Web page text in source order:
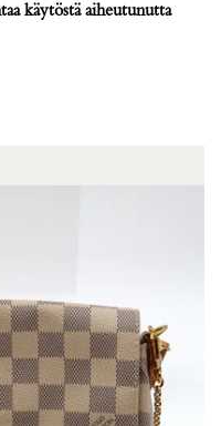
käytöstä aiheutunutta